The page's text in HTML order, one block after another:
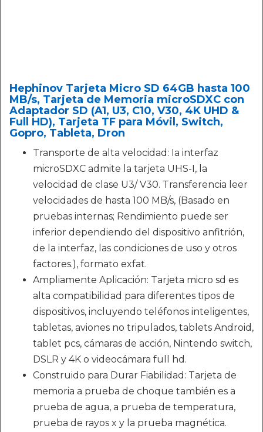
Hephinov Tarjeta Micro SD 64GB hasta 100
MB/s, Tarjeta de Memoria microSDXC con
Adaptador SD (A1, U3, C10, V30, 4K UHD &
Full HD), Tarjeta TF para Móvil, Switch,
Gopro, Tableta, Dron
Transporte de alta velocidad: Ia interfaz
microSDXC admite la tarjeta UHS-I, la
velocidad de clase U3/ V30. Transferencia leer
velocidades de hasta 100 MB/s, (Basado en
pruebas internas; Rendimiento puede ser
inferior dependiendo del dispositivo anfitrión,
de la interfaz, las condiciones de uso y otros
factores.), formato exfat.
Ampliamente Aplicación: Tarjeta micro sd es
alta compatibilidad para diferentes tipos de
dispositivos, incluyendo teléfonos inteligentes,
tabletas, aviones no tripulados, tablets Android,
tablet pcs, cámaras de acción, Nintendo switch,
DSLR y 4K o videocámara full hd.
Construido para Durar Fiabilidad: Tarjeta de
memoria a prueba de choque también es a
prueba de agua, a prueba de temperatura,
prueba de rayos x y la prueba magnética.